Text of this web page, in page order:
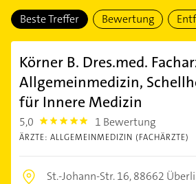
Beste Treffer Bewertung
Körner B. Dres.med.
Allgemeinmedizin,
für Innere Medizin
5,0 5.0 1 Bewertung
ÄRZTE: ALLGEMEINMEDIZIN (FACHÄRZTE)
St.-Johann-Str. 16,88662